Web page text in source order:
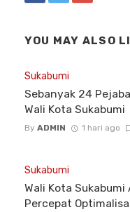
YOU MAY ALSO
Sukabumi
Sebanyak 24
Wali Kota Sukabumi
By ADMIN 1 hari ago
Sukabumi
Wali Kota
Percepat